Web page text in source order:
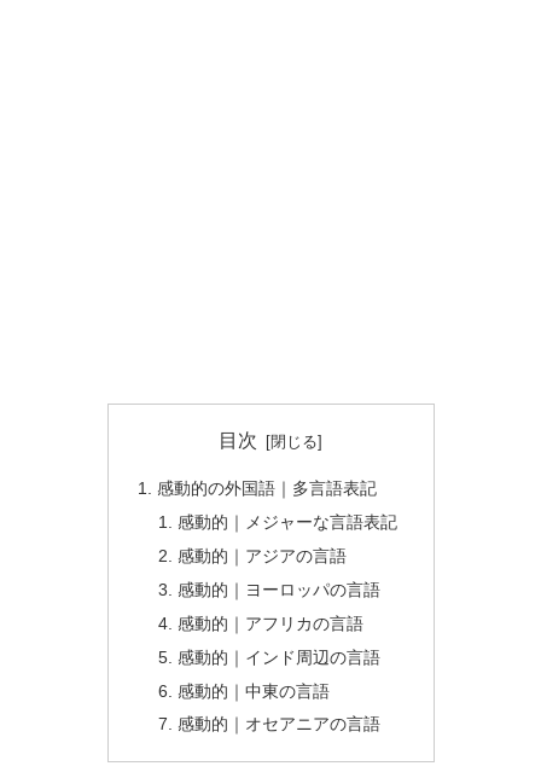
目次
感動的の外国語｜多言語表記
感動的｜メジャーな言語表記
感動的｜アジアの言語
感動的｜ヨーロッパの言語
感動的｜アフリカの言語
感動的｜インド周辺の言語
感動的｜中東の言語
感動的｜オセアニアの言語